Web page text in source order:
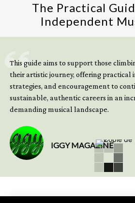
The Practical
Independent
This guide aims to support those
their artistic journey, offering practical
strategies, and encouragement to
sustainable, authentic careers in an
demanding musical landscape.
IGGY MAGAZINE